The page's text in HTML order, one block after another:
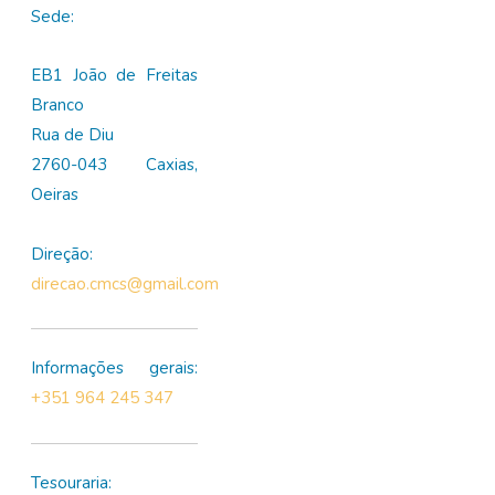
Sede:
EB1 João de Freitas
Branco
Rua de Diu
2760-043 Caxias,
Oeiras
Direção:
direcao.cmcs@gmail.com
Informações gerais:
+351 964 245 347
Tesouraria: